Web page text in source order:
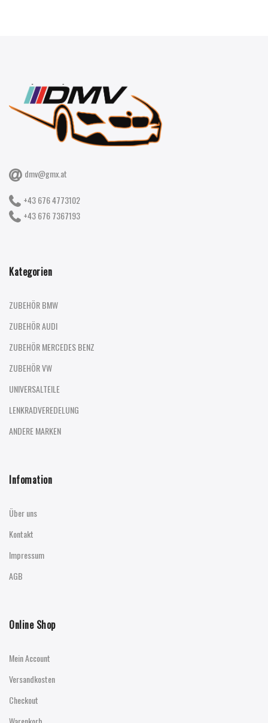
dmv@gmx.at
+43 676 4773102
+43 676 7367193
Kategorien
ZUBEHÖR BMW
ZUBEHÖR AUDI
ZUBEHÖR MERCEDES BENZ
ZUBEHÖR VW
UNIVERSALTEILE
LENKRADVEREDELUNG
ANDERE MARKEN
Infomation
Über uns
Kontakt
Impressum
AGB
Online Shop
Mein Account
Versandkosten
Checkout